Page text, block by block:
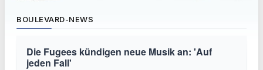
BOULEVARD-NEWS
Die Fugees kündigen neue Musik an: 'Auf
jeden Fall'